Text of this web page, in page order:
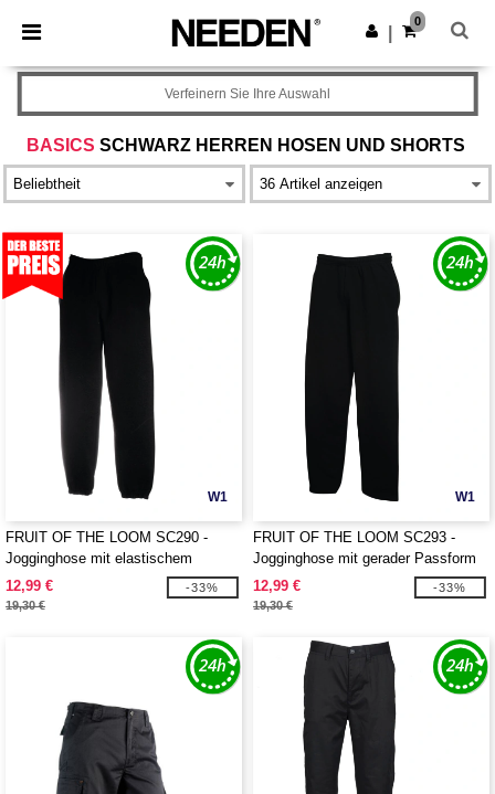
× Needen App
Bessere Preise in der App!
App holen
0
BASICS SCHWARZ HERREN HOSEN UND SHORTS
Verfeinern Sie Ihre Auswahl
W1
FRUIT OF THE LOOM SC290 -
Jogginghose mit elastischem
Beinabschluss
12,99 €
19,30 €
-33%
W1
FRUIT OF THE LOOM SC293 -
Jogginghose mit gerader Passform
für Herren
12,99 €
19,30 €
-33%